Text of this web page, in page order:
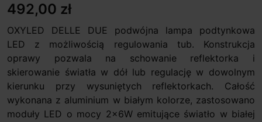
492,00 zł
OXYLED DELLE DUE podwójna lampa podtynkowa
LED z możliwością regulowania tub. Konstrukcja
oprawy pozwala na schowanie reflektorka i
skierowanie światła w dół lub regulację w dowolnym
kierunku przy wysuniętych reflektorkach. Całość
wykonana z aluminium w białym kolorze, zastosowano
moduły LED o mocy 2x6W emitujące światło w białej